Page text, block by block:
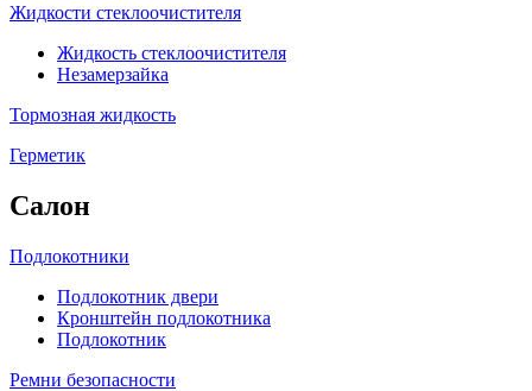
Жидкости стеклоочистителя
Жидкость стеклоочистителя
Незамерзайка
Тормозная жидкость
Герметик
Салон
Подлокотники
Подлокотник двери
Кронштейн подлокотника
Подлокотник
Ремни безопасности